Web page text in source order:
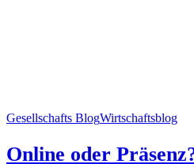
Gesellschafts BlogWirtschaftsblog
Online oder